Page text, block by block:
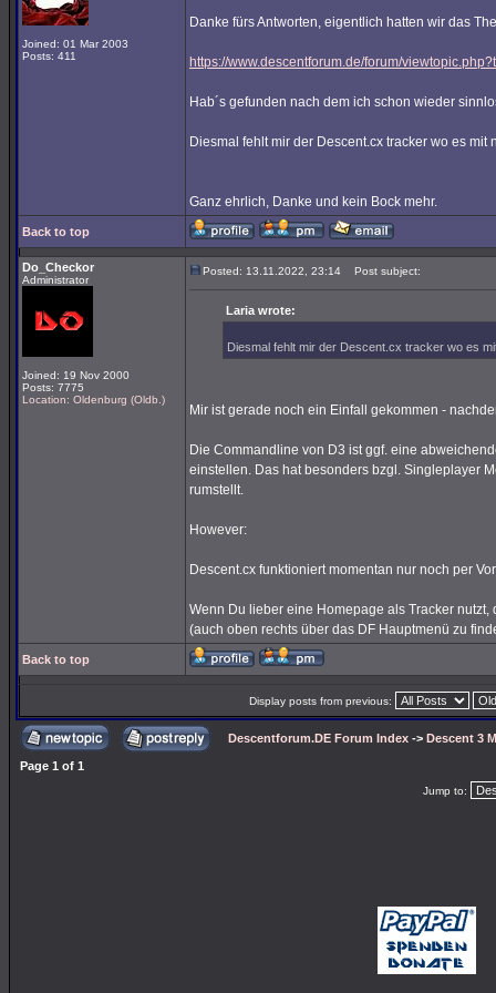
Joined: 01 Mar 2003
Posts: 411
Danke fürs Antworten, eigentlich hatten wir das
https://www.descentforum.de/forum/
Hab´s gefunden nach dem ich schon wieder
Diesmal fehlt mir der Descent.cx tracker wo es mit
Ganz ehrlich, Danke und kein Bock mehr.
Back to top
Do_Checkor
Administrator
Joined: 19 Nov 2000
Posts: 7775
Location: Oldenburg (Oldb.)
Posted: 13.11.2022, 23:14 Post subject:
Laria wrote:
Diesmal fehlt mir der Descent.cx tracker wo es
Mir ist gerade noch ein Einfall gekommen -
Die Commandline von D3 ist ggf. eine
einstellen. Das hat besonders bzgl. Singleplayer
rumstellt.
However:
Descent.cx funktioniert momentan nur noch per
Wenn Du lieber eine Homepage als Tracker
(auch oben rechts über das DF Hauptmenü zu
Back to top
Display posts from previous:
Descentforum.DE Forum Index -> Descent 3
Page 1 of 1
Jump to: